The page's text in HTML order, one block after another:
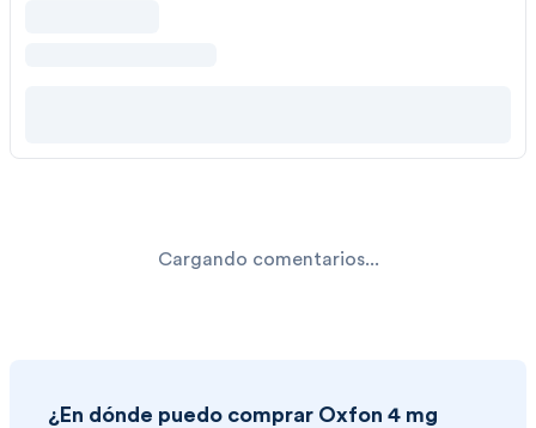
Cargando comentarios...
¿En dónde puedo comprar Oxfon 4 mg